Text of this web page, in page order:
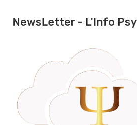
NewsLetter - L'Info Psy